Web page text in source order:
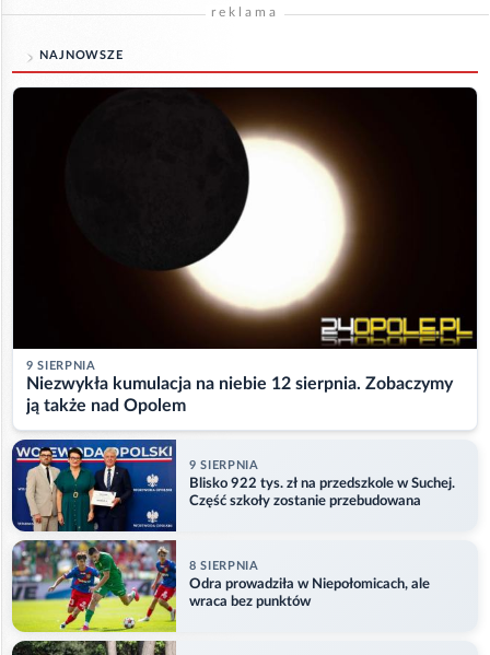
reklama
NAJNOWSZE
9 SIERPNIA
Niezwykła kumulacja na niebie 12 sierpnia. Zobaczymy
ją także nad Opolem
9 SIERPNIA
Blisko 922 tys. zł na przedszkole w Suchej.
Część szkoły zostanie przebudowana
8 SIERPNIA
Odra prowadziła w Niepołomicach, ale
wraca bez punktów